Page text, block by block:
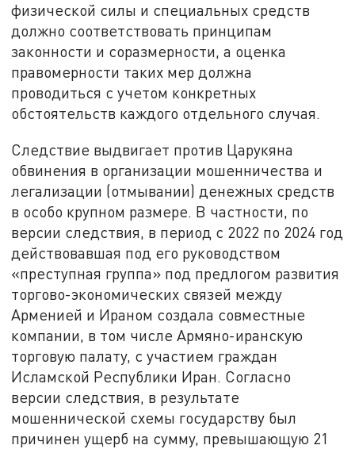
физической силы и специальных средств
должно соответствовать принципам
законности и соразмерности, а оценка
правомерности таких мер должна
проводиться с учетом конкретных
обстоятельств каждого отдельного случая.
Следствие выдвигает против Царукяна
обвинения в организации мошенничества и
легализации (отмывании) денежных средств
в особо крупном размере. В частности, по
версии следствия, в период с 2022 по 2024 год
действовавшая под его руководством
«преступная группа» под предлогом развития
торгово-экономических связей между
Арменией и Ираном создала совместные
компании, в том числе Армяно-иранскую
торговую палату, с участием граждан
Исламской Республики Иран. Согласно
версии следствия, в результате
мошеннической схемы государству был
причинен ущерб на сумму, превышающую 21